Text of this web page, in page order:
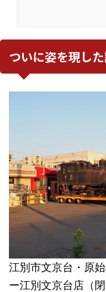
ついに姿を現し
江別市文京台・原
ー江別文京台店（